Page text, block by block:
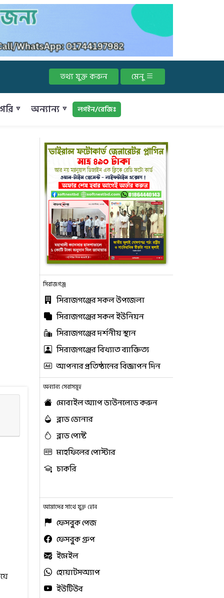
তথ্য যুক্ত করুন মেনু
▿ অন্যান্য ▿ লগইন/রেজিঃ
সিরাজগঞ্জ
সিরাজগঞ্জের সকল উপজেলা
সিরাজগঞ্জের সকল ইউনিয়ন
সিরাজগঞ্জের দর্শনীয় স্থান
সিরাজগঞ্জের বিখ্যাত ব্যাক্তিত্য
আপনার প্রতিষ্ঠানের বিজ্ঞাপন দিন
অন্যান্য সেবাসমূহ
মোবাইল অ্যাপ ডাউনলোড করুন
ব্লাড ডোনার
ব্লাড পোষ্ট
মাহফিলের পোস্টার
চাকরি
আমাদের সাথে যুক্ত হোন
ফেসবুক পেজ
ফেসবুক গ্রুপ
ইমেইল
হোয়াটসঅ্যাপ
ইউটিউব